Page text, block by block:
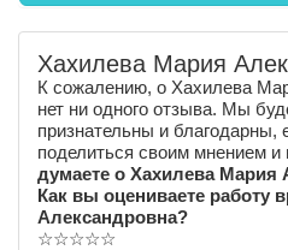
Хахилева Мария
К сожалению, о Хахилева
нет ни одного отзыва. Мы
признательны и благодарны,
поделиться своим мнением и
думаете о Хахилева Мария
Как вы оцениваете работу
Александровна?
☆☆☆☆☆